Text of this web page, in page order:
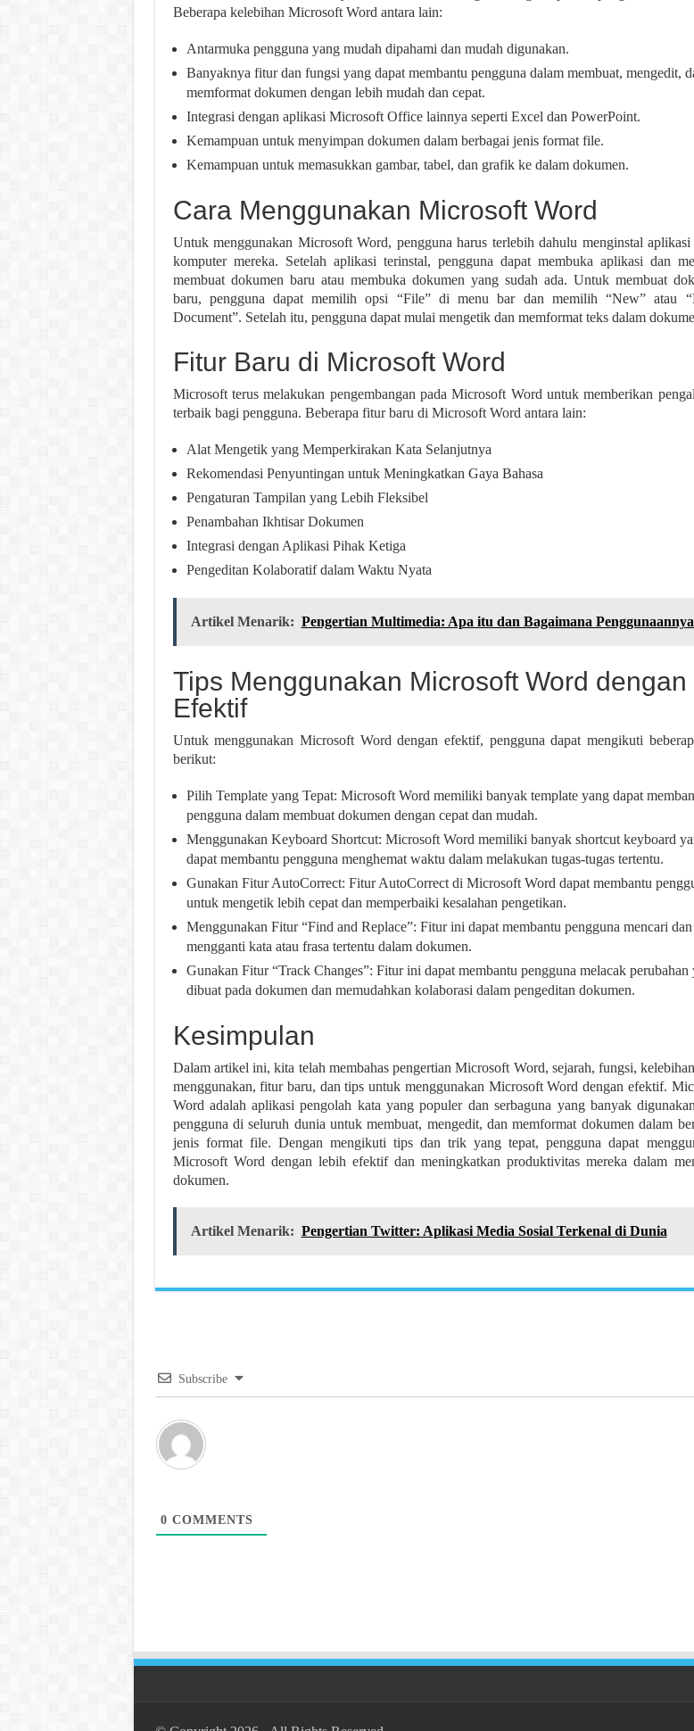
Beberapa kelebihan Microsoft Word antara lain:
Antarmuka pengguna yang mudah dipahami dan mudah digunakan.
Banyaknya fitur dan fungsi yang dapat membantu pengguna dalam membuat, mengedit,
memformat dokumen dengan lebih mudah dan cepat.
Integrasi dengan aplikasi Microsoft Office lainnya seperti Excel dan PowerPoint.
Kemampuan untuk menyimpan dokumen dalam berbagai jenis format file.
Kemampuan untuk memasukkan gambar, tabel, dan grafik ke dalam dokumen.
Cara Menggunakan Microsoft Word
Untuk menggunakan Microsoft Word, pengguna harus terlebih dahulu menginstal
komputer mereka. Setelah aplikasi terinstal, pengguna dapat membuka aplikasi dan
membuat dokumen baru atau membuka dokumen yang sudah ada. Untuk membuat
baru, pengguna dapat memilih opsi “File” di menu bar dan memilih “New” atau
Document”. Setelah itu, pengguna dapat mulai mengetik dan memformat teks dalam
Fitur Baru di Microsoft Word
Microsoft terus melakukan pengembangan pada Microsoft Word untuk memberikan
terbaik bagi pengguna. Beberapa fitur baru di Microsoft Word antara lain:
Alat Mengetik yang Memperkirakan Kata Selanjutnya
Rekomendasi Penyuntingan untuk Meningkatkan Gaya Bahasa
Pengaturan Tampilan yang Lebih Fleksibel
Penambahan Ikhtisar Dokumen
Integrasi dengan Aplikasi Pihak Ketiga
Pengeditan Kolaboratif dalam Waktu Nyata
Artikel Menarik: Pengertian Multimedia: Apa itu dan Bagaimana
Tips Menggunakan Microsoft Word dengan
Efektif
Untuk menggunakan Microsoft Word dengan efektif, pengguna dapat mengikuti
berikut:
Pilih Template yang Tepat: Microsoft Word memiliki banyak template yang dapat
pengguna dalam membuat dokumen dengan cepat dan mudah.
Menggunakan Keyboard Shortcut: Microsoft Word memiliki banyak shortcut keyboard
dapat membantu pengguna menghemat waktu dalam melakukan tugas-tugas tertentu.
Gunakan Fitur AutoCorrect: Fitur AutoCorrect di Microsoft Word dapat membantu
untuk mengetik lebih cepat dan memperbaiki kesalahan pengetikan.
Menggunakan Fitur “Find and Replace”: Fitur ini dapat membantu pengguna mencari dan
mengganti kata atau frasa tertentu dalam dokumen.
Gunakan Fitur “Track Changes”: Fitur ini dapat membantu pengguna melacak perubahan
dibuat pada dokumen dan memudahkan kolaborasi dalam pengeditan dokumen.
Kesimpulan
Dalam artikel ini, kita telah membahas pengertian Microsoft Word, sejarah, fungsi,
menggunakan, fitur baru, dan tips untuk menggunakan Microsoft Word dengan efektif.
Word adalah aplikasi pengolah kata yang populer dan serbaguna yang banyak
pengguna di seluruh dunia untuk membuat, mengedit, dan memformat dokumen dalam
jenis format file. Dengan mengikuti tips dan trik yang tepat, pengguna dapat
Microsoft Word dengan lebih efektif dan meningkatkan produktivitas mereka dalam
dokumen.
Artikel Menarik: Pengertian Twitter: Aplikasi Media Sosial Terkenal di Dunia
Subscribe
0 COMMENTS